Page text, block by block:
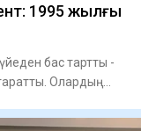
1995 жылғы
бас тартты -
Олардың